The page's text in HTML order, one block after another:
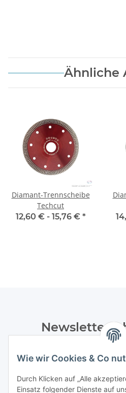
Wie wir Cookies & Co
Durch Klicken auf „Alle
Einsatz folgender Dienste auf
Ähnliche
Diamant-Trennscheibe
Techcut
12,60 € - 15,76 € *
Newsletter
Datenschutzerklärung